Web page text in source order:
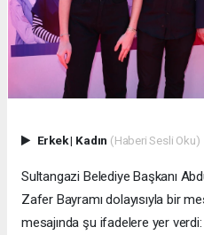
Erkek| Kadın (Haberi Sesli Oku)
Sultangazi Belediye Başkanı
Zafer Bayramı dolayısıyla bir
mesajında şu ifadelere yer